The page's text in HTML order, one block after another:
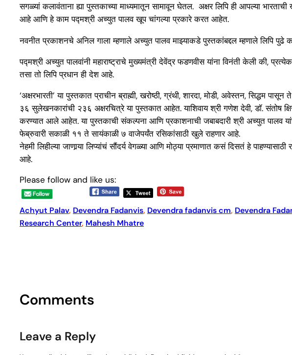
सगळ्यां कलावंताना ह्या पुस्तकाच्या माध्यमातून सामावून घेतल. अक्षर लिपि ही आपल्या
आहे आणि हे काम पद्मश्री अच्युत पालव खूप चांगल्या प्रकारे करत आहेत.
नवनीत प्रकाशनचे अनिल गाला म्हणाले अच्युत पालव माझ्याकडे पुस्तकांबद्दल म्हणाले लिपि
पद्मश्री अच्युत पालवांनी महाराष्ट्राचे मुख्यमंत्री देवेंद्र फडणवीस यांना विनंती केली की,
तसा तो लिपि प्रधान ही देश आहे.
‘अक्षरभारती’ या पुस्तकात प्राचीन ब्राह्मी, खरोष्ठी, ग्रंथी, शारदा, मोडी, अवेस्तन, सिद्धम
३६ सुलेखनकारांची २३६ अक्षरचित्रे या पुस्तकात आहेत. याशिवाय श्री गणेश देवी, डॉ. संतोष
करण्यात आले आहेत. या पुस्तकाची संकल्पना आणि प्रकाशनाची जबाबदारी श्री अच्युत पालव
फेब्रुवारी सकाळी ११ ते सायंकाळी ७ वाजेपर्यंत रसिकांसाठी खुले राहणार आहे.
नेहमी लिहील्या जाणार्‍या लिप्यांचं सौंदर्य वेगळ्या आणि मोठ्या प्रमाणात कसं दिसतं हे
आहे.
Please follow and like us:
Achyut Palav, Devendra Fadanvis, Devendra fadanvis cm, Devendra
Research Center, Mahesh Mhatre
Comments
Leave a Reply